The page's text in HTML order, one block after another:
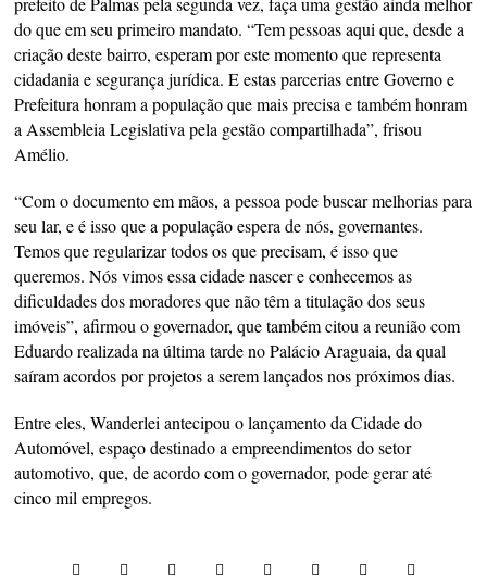
do que em seu primeiro mandato. “Tem pessoas aqui que, desde a
criação deste bairro, esperam por este momento que representa
cidadania e segurança jurídica. E estas parcerias entre Governo e
Prefeitura honram a população que mais precisa e também honram
a Assembleia Legislativa pela gestão compartilhada”, frisou
Amélio.
“Com o documento em mãos, a pessoa pode buscar melhorias para
seu lar, e é isso que a população espera de nós, governantes.
Temos que regularizar todos os que precisam, é isso que
queremos. Nós vimos essa cidade nascer e conhecemos as
dificuldades dos moradores que não têm a titulação dos seus
imóveis”, afirmou o governador, que também citou a reunião com
Eduardo realizada na última tarde no Palácio Araguaia, da qual
saíram acordos por projetos a serem lançados nos próximos dias.
Entre eles, Wanderlei antecipou o lançamento da Cidade do
Automóvel, espaço destinado a empreendimentos do setor
automotivo, que, de acordo com o governador, pode gerar até
cinco mil empregos.